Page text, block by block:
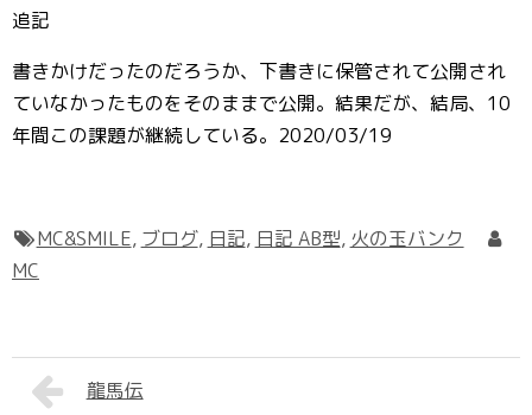
追記
書きかけだったのだろうか、下書きに保管されて公開され
ていなかったものをそのままで公開。結果だが、結局、10
年間この課題が継続している。2020/03/19
MC&SMILE, ブログ, 日記, 日記 AB型, 火の玉バンク
MC
龍馬伝